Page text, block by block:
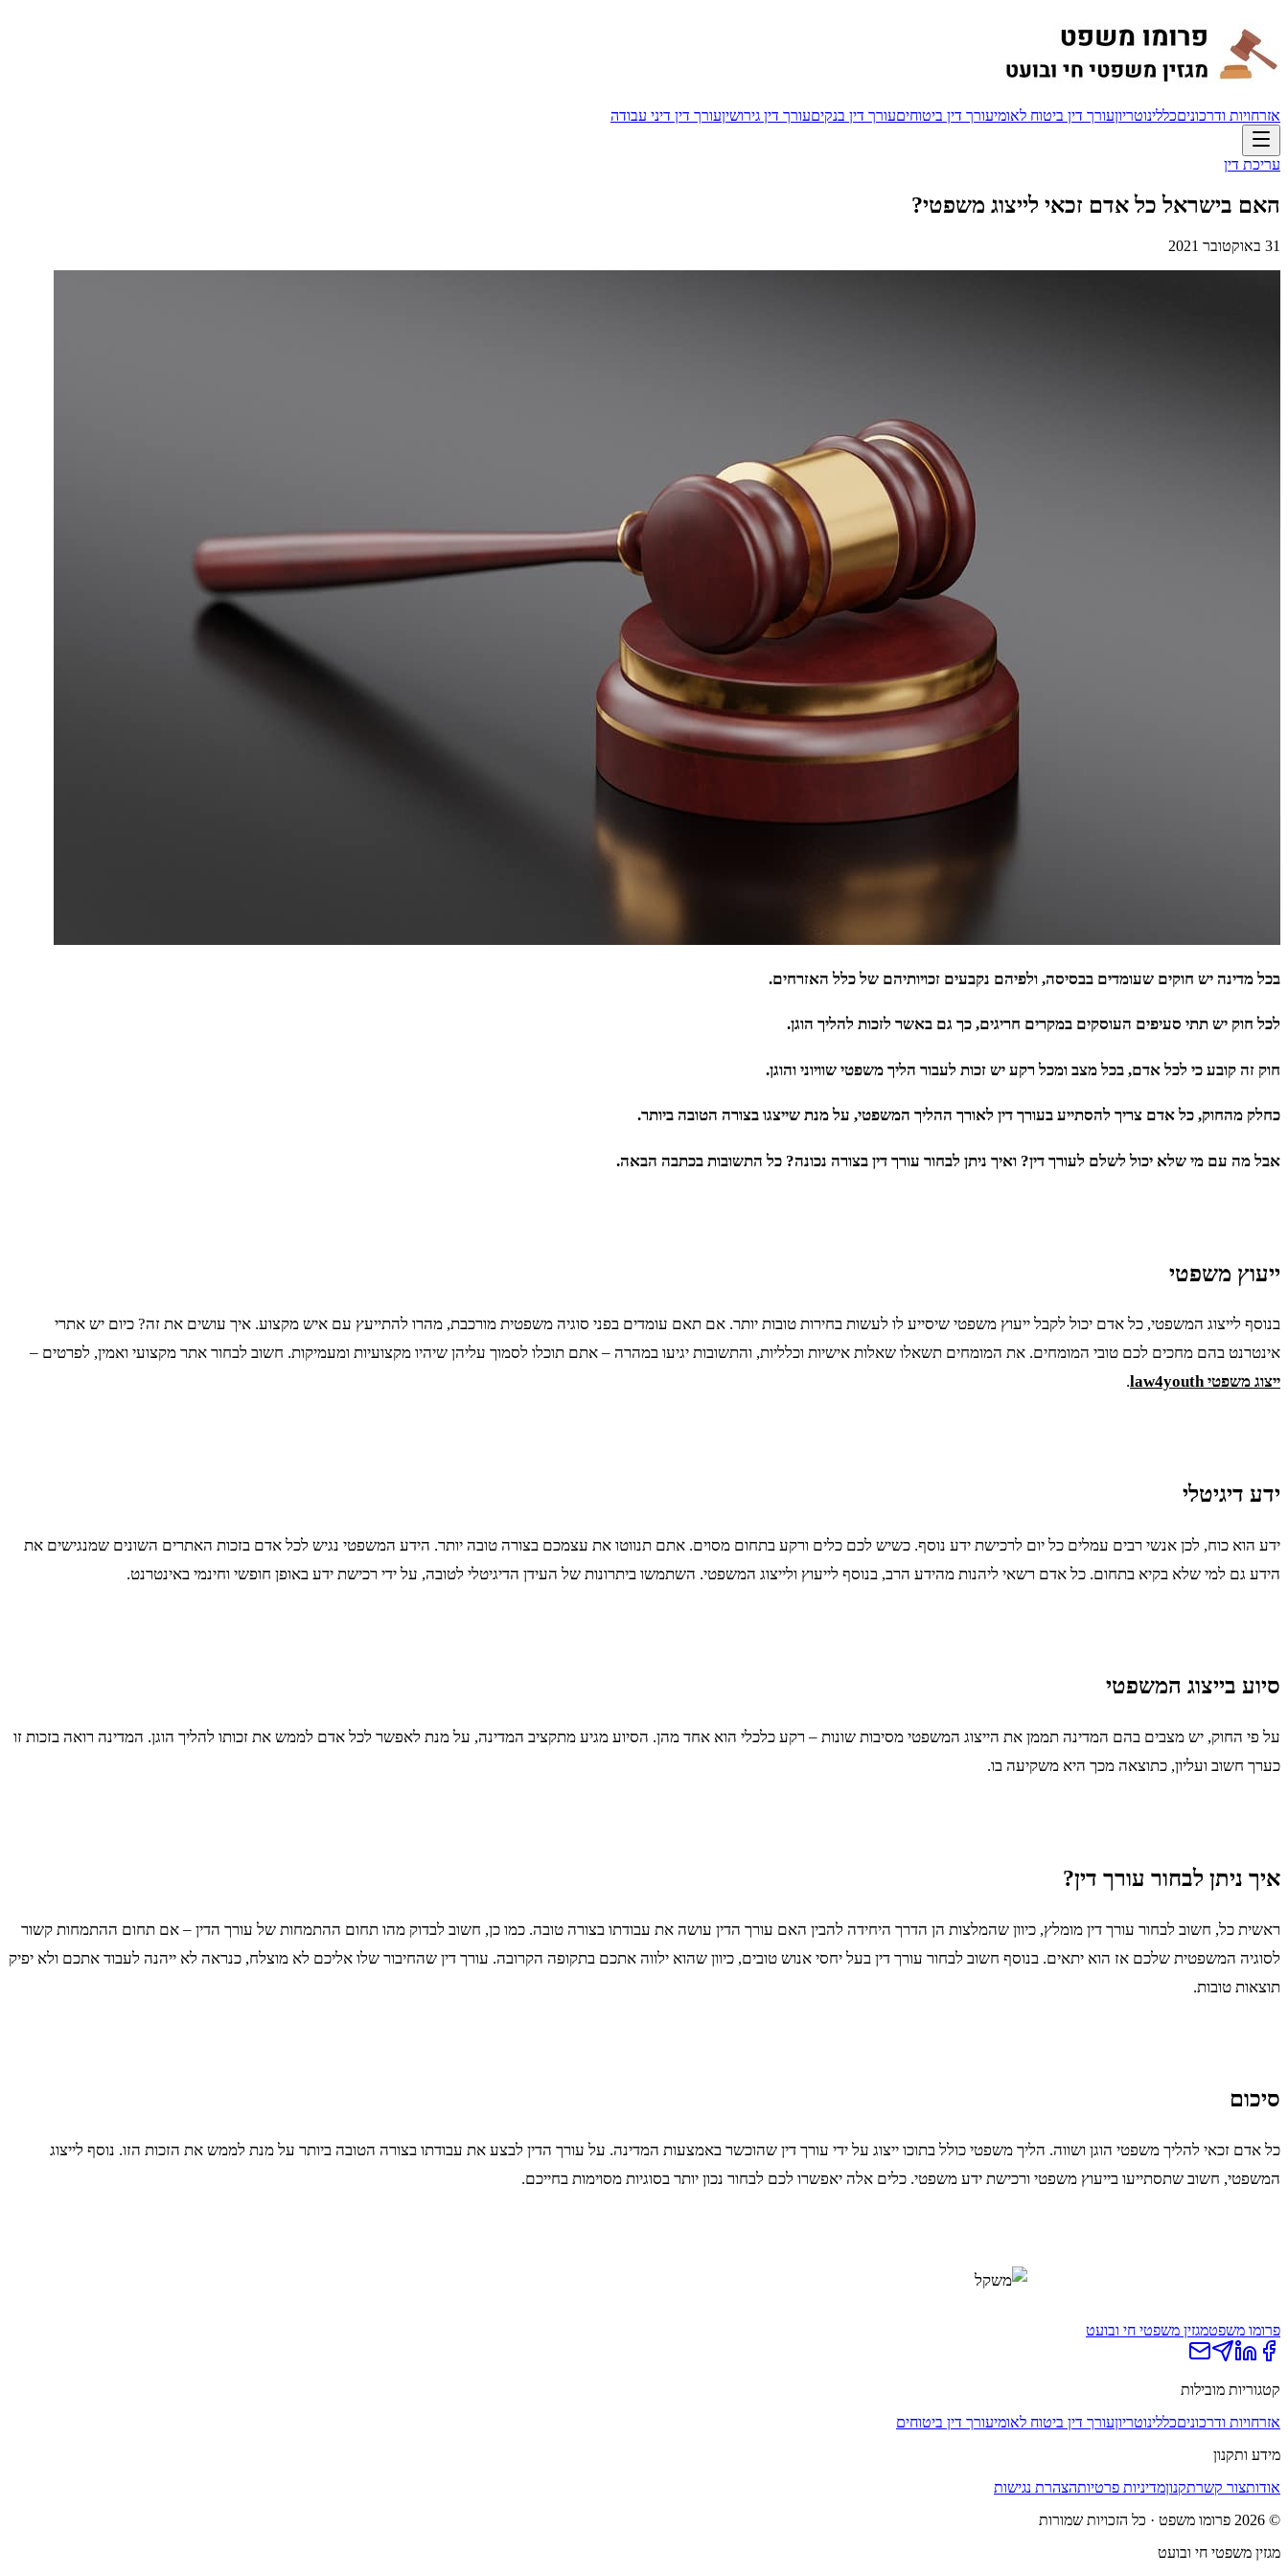
אזרחויות ודרכוניםכללינוטריוןעורך דין ביטוח לאומיעורך דין ביטוחיםעורך דין בנקיםעורך דין גירושיןעורך דין דיני עבודה
עריכת דין
האם בישראל כל אדם זכאי לייצוג משפטי?
31 באוקטובר 2021
בכל מדינה יש חוקים שעומדים בבסיסה, ולפיהם נקבעים זכויותיהם של כלל האזרחים.
לכל חוק יש תתי סעיפים העוסקים במקרים חריגים, כך גם באשר לזכות להליך הוגן.
חוק זה קובע כי לכל אדם, בכל מצב ומכל רקע יש זכות לעבור הליך משפטי שוויוני והוגן.
כחלק מהחוק, כל אדם צריך להסתייע בעורך דין לאורך ההליך המשפטי, על מנת שייצגו בצורה הטובה ביותר.
אבל מה עם מי שלא יכול לשלם לעורך דין? ואיך ניתן לבחור עורך דין בצורה נכונה? כל התשובות בכתבה הבאה.
ייעוץ משפטי
בנוסף לייצוג המשפטי, כל אדם יכול לקבל ייעוץ משפטי שיסייע לו לעשות בחירות טובות יותר. אם תאם עומדים בפני סוגיה משפטית מורכבת, מהרו להתייעץ עם איש מקצוע. איך עושים את זה? כיום יש אתרי
אינטרנט בהם מחכים לכם טובי המומחים. את המומחים תשאלו שאלות אישיות וכלליות, והתשובות יגיעו במהרה – אתם תוכלו לסמוך עליהן שיהיו מקצועיות ומעמיקות. חשוב לבחור אתר מקצועי ואמין, לפרטים –
ייצוג משפטי law4youth
.
ידע דיגיטלי
ידע הוא כוח, לכן אנשי רבים עמלים כל יום לרכישת ידע נוסף. כשיש לכם כלים ורקע בתחום מסוים. אתם תנווטו את עצמכם בצורה טובה יותר. הידע המשפטי נגיש לכל אדם בזכות האתרים השונים שמנגישים את
הידע גם למי שלא בקיא בתחום. כל אדם רשאי ליהנות מהידע הרב, בנוסף לייעוץ ולייצוג המשפטי. השתמשו ביתרונות של העידן הדיגיטלי לטובה, על ידי רכישת ידע באופן חופשי וחינמי באינטרנט.
סיוע בייצוג המשפטי
על פי החוק, יש מצבים בהם המדינה תממן את הייצוג המשפטי מסיבות שונות – רקע כלכלי הוא אחד מהן. הסיוע מגיע מתקציב המדינה, על מנת לאפשר לכל אדם לממש את זכותו להליך הוגן. המדינה רואה בזכות זו
כערך חשוב ועליון, כתוצאה מכך היא משקיעה בו.
איך ניתן לבחור עורך דין?
ראשית כל, חשוב לבחור עורך דין מומלץ, כיוון שהמלצות הן הדרך היחידה להבין האם עורך הדין עושה את עבודתו בצורה טובה. כמו כן, חשוב לבדוק מהו תחום ההתמחות של עורך הדין – אם תחום ההתמחות קשור
לסוגיה המשפטית שלכם אז הוא יתאים. בנוסף חשוב לבחור עורך דין בעל יחסי אנוש טובים, כיוון שהוא ילווה אתכם בתקופה הקרובה. עורך דין שהחיבור שלו אליכם לא מוצלח, כנראה לא ייהנה לעבוד אתכם ולא יפיק
תוצאות טובות.
סיכום
כל אדם זכאי להליך משפטי הוגן ושווה. הליך משפטי כולל בתוכו ייצוג על ידי עורך דין שהוכשר באמצעות המדינה. על עורך הדין לבצע את עבודתו בצורה הטובה ביותר על מנת לממש את הזכות הזו. נוסף לייצוג
המשפטי, חשוב שתסתייעו בייעוץ משפטי ורכישת ידע משפטי. כלים אלה יאפשרו לכם לבחור נכון יותר בסוגיות מסוימות בחייכם.
פרומו משפטמגזין משפטי חי ובועט
קטגוריות מובילות
אזרחויות ודרכוניםכללינוטריוןעורך דין ביטוח לאומיעורך דין ביטוחים
מידע ותקנון
אודותצור קשרתקנוןמדיניות פרטיותהצהרת נגישות
©
2026 פרומו משפט · כל הזכויות שמורות
מגזין משפטי חי ובועט